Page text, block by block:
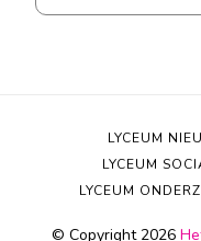
© Copyright 2026
LYCEUM
LYCEUM
LYCEUM